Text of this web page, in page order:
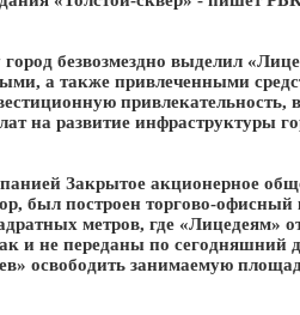
безвозмездно выделил
а также привлеченными
привлекательность,
на развитие инфраструктуры
Закрытое акционерное
был построен торгово-
метров, где «Лицедеям»
и не переданы по сегодняшний
освободить занимаемую